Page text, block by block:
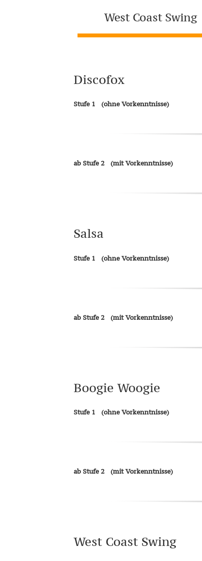
West Coast Swing
Discofox
Stufe 1 (ohne Vorkenntnisse)
ab Stufe 2 (mit Vorkenntnisse)
Salsa
Stufe 1 (ohne Vorkenntnisse)
ab Stufe 2 (mit Vorkenntnisse)
Boogie Woogie
Stufe 1 (ohne Vorkenntnisse)
ab Stufe 2 (mit Vorkenntnisse)
West Coast Swing